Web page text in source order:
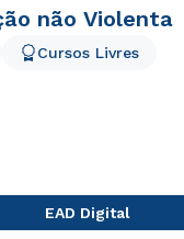
não Violenta
Cursos Livres
EAD Digital